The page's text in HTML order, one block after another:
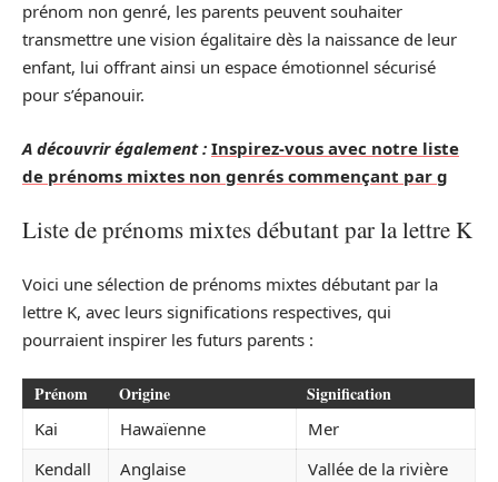
prénom non genré, les parents peuvent souhaiter
transmettre une vision égalitaire dès la naissance de leur
enfant, lui offrant ainsi un espace émotionnel sécurisé
pour s’épanouir.
A découvrir également : Inspirez-vous avec notre liste
de prénoms mixtes non genrés commençant par g
Liste de prénoms mixtes débutant par la lettre K
Voici une sélection de prénoms mixtes débutant par la
lettre K, avec leurs significations respectives, qui
pourraient inspirer les futurs parents :
Prénom Origine Signification
Kai Hawaïenne
Mer
Kendall
Anglaise
Vallée de la rivière